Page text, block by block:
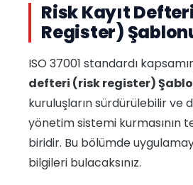
Risk Kayıt
Register)
ISO 37001 standardı
defteri (risk register)
kuruluşların sürdürülebilir ve
yönetim sistemi kurmasının
biridir. Bu bölümde
bilgileri bulacaksınız.